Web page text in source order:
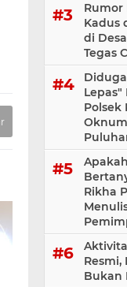
Rumor
Kadus
di
Tegas
Polsek
Rikha
Resmi,
Bukan